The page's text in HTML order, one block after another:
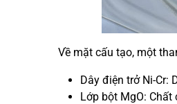
Về mặt cấu tạo, một
Dây điện trở Ni-Cr:
Lớp bột MgO: